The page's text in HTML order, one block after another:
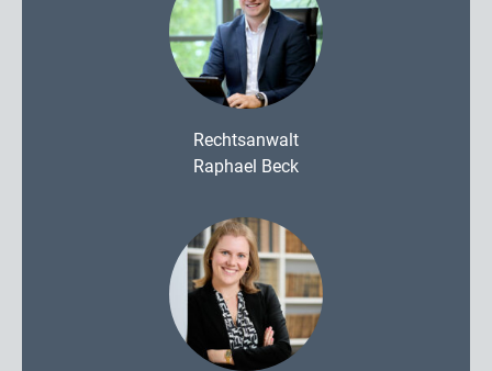
Rechtsanwalt
Raphael Beck